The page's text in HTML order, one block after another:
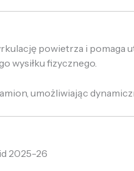
powietrza i
wysiłku fizycznego.
umożliwiając
2025-26